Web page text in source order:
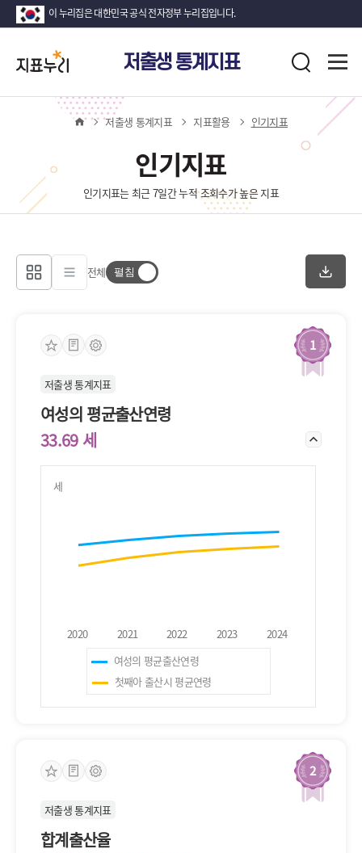
이 누리집은 대한민국 공식 전자정부 누리집입니다.
지
표
누
저출생 통계지표
검
뉴
홈 저출생 통계지표 지표활용 인기지표
인기지표
인기지표는 최근 7일간 누적 조회수가 높은 지표
전체
1
저출생 통계지표
여성의 평균출산연령
33.69 세
세
여성의 평균출산연령
첫째아 출산시 평균연령
2
저출생 통계지표
합계출산율